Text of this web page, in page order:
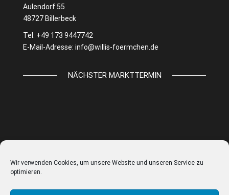
Wir verwenden Cookies, um unsere Website und unseren Service zu
optimieren.
Aulendorf 55
48727 Billerbeck
Tel: +49 173 9447742
E-Mail-Adresse: info@willis-foermchen.de
NÄCHSTER MARKTTERMIN